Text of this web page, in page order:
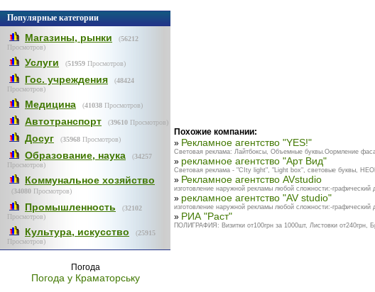
Популярные категории
Магазины, рынки (56212
Просмотров)
Услуги (51959 Просмотров)
Гос. учреждения (48424
Просмотров)
Медицина (41038 Просмотров)
Автотранспорт (39610 Просмотров)
Досуг (35968 Просмотров)
Образование, наука (34257
Просмотров)
Коммунальное хозяйство
(34080 Просмотров)
Промышленность (32102
Просмотров)
Культура, искусство (25915
Просмотров)
Погода
Погода у Краматорську
Похожие компании:
» Рекламное агентство "YES!"
Световая реклама: Лайтбоксы, Объемные буквы.Оормление
» рекламное агентство "Арт Вид"
Световая реклама - "СIty light", "Light box", световые буквы,
» Рекламное агентство AVstudio
изготовление наружной рекламы любой сложности:-
» рекламное агентство "AV studio"
изготовление наружной рекламы любой сложности:-
» РИА "Раст"
ПОЛИГРАФИЯ: Визитки от100грн за 1000шт, Листовки